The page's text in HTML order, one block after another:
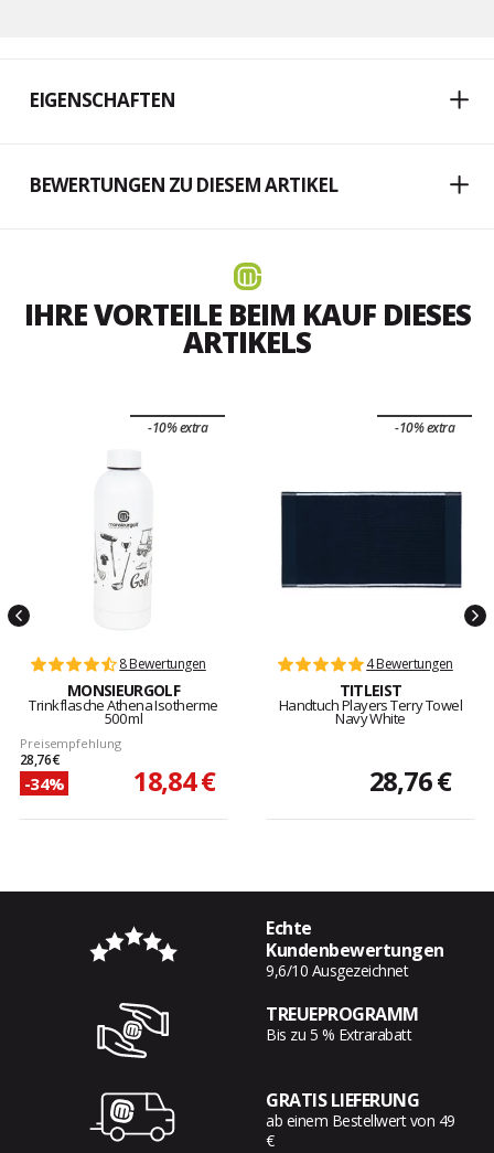
EIGENSCHAFTEN
BEWERTUNGEN ZU DIESEM ARTIKEL
IHRE VORTEILE BEIM KAUF DIESES
ARTIKELS
-10% extra
8 Bewertungen
MONSIEURGOLF
Trinkflasche Athena Isotherme
500 ml
Preisempfehlung
28,76 €
-34% 18,84 €
-10% extra
4 Bewertungen
TITLEIST
Handtuch Players Terry Towel
Navy White
28,76 €
Echte
Kundenbewertungen
9,6/10 Ausgezeichnet
TREUEPROGRAMM
Bis zu 5 % Extrarabatt
GRATIS LIEFERUNG
ab einem Bestellwert von 49
€